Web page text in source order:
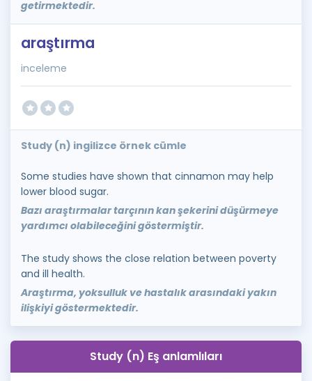
getirmektedir.
araştırma
inceleme
Study (n) ingilizce örnek cümle
Some studies have shown that cinnamon may help
lower blood sugar.
Bazı araştırmalar tarçının kan şekerini düşürmeye
yardımcı olabileceğini göstermiştir.
The study shows the close relation between poverty
and ill health.
Araştırma, yoksulluk ve hastalık arasındaki yakın
ilişkiyi göstermektedir.
Study (n) Eş anlamlıları